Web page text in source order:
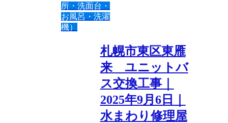
所・洗面台・
お風呂・洗濯
機）
札幌市東区東雁
来 ユニットバ
ス交換工事｜
2025年9月6日｜
水まわり修理屋